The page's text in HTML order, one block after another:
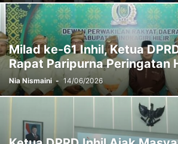
Milad ke-61 Inhil, Ketua
Rapat Paripurna Peringatan
Nia Nismaini - 14/06/2026